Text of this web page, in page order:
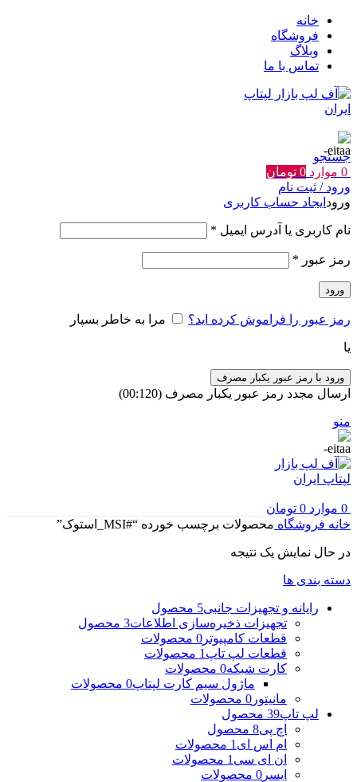
خانه
فروشگاه
وبلاگ
تماس با ما
جستجو
0 موارد 0 تومان
ورود / ثبت نام
ورود ایجاد حساب کاربری
نام کاربری یا آدرس ایمیل *
رمز عبور *
ورود
رمز عبور را فراموش کرده اید؟ مرا به خاطر بسپار
یا
ورود با رمز عبور یکبار مصرف
ارسال مجدد رمز عبور یکبار مصرف (00:
120
)
منو
0 موارد 0 تومان
خانه فروشگاه محصولات برچسب خورده “#MSI_استوک”
در حال نمایش یک نتیجه
دسته بندی ها
رایانه و تجهیزات جانبی5 محصول
تجهیزات ذخیره‌سازی اطلاعات3 محصول
قطعات کامپیوتر 0 محصولات
قطعات لپ تاپ 1 محصولات
کارت شبکه0 محصولات
ماژول سیم کارت لپتاپ0 محصولات
مانیتور 0 محصولات
لپ تاپ39 محصول
اچ پی8 محصول
ام اس ای 1 محصولات
ان ای سی 1 محصولات
ایسر 0 محصولات